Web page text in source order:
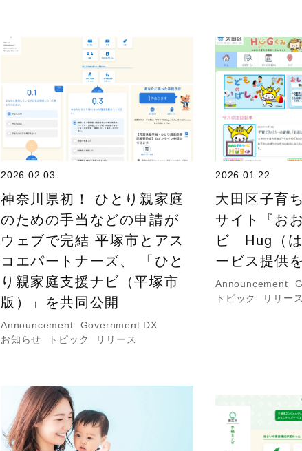
2026.02.03
神奈川県初！ ひとり親家庭
のための手当などの申請が
ウェブで完結 平塚市とアス
コエパートナーズ、 「ひと
り親家庭支援ナビ（平塚市
版）」を共同公開
Announcement
Government DX
お知らせ
トピック リリース
2026.01.22
大田区子育
サイト『お
ビ Hug（は
ービス提供
Announcement
トピック
リリース